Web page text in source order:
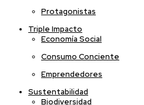
Protagonistas
Triple Impacto
Economía Social
Consumo Conciente
Emprendedores
Sustentabilidad
Biodiversidad